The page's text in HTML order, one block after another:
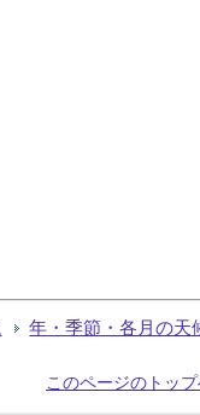
年・季節・各月の天
このページのトッ